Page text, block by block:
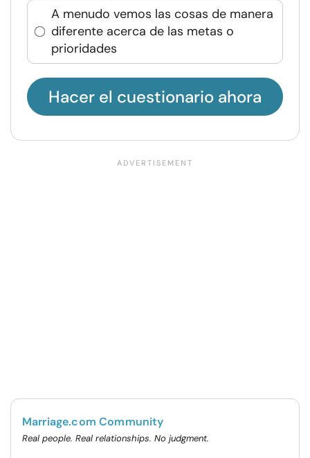
A menudo vemos las cosas de manera
diferente acerca de las metas o
prioridades
Hacer el cuestionario ahora
Marriage.com Community
Real people. Real relationships. No judgment.